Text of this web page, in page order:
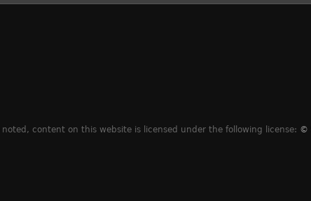
content on this website is licensed under the following license: ©